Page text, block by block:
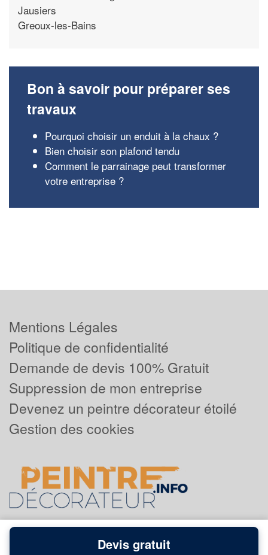
Jausiers
Greoux-les-Bains
Bon à savoir pour préparer ses
travaux
Pourquoi choisir un enduit à la chaux ?
Bien choisir son plafond tendu
Comment le parrainage peut transformer
votre entreprise ?
Mentions Légales
Politique de confidentialité
Demande de devis 100% Gratuit
Suppression de mon entreprise
Devenez un peintre décorateur étoilé
Gestion des cookies
Powered byPlus que pro
Devis gratuit